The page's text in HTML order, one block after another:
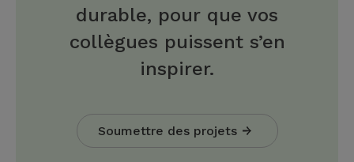
durable, pour que vos
collègues puissent s’en
inspirer.
Soumettre des projets